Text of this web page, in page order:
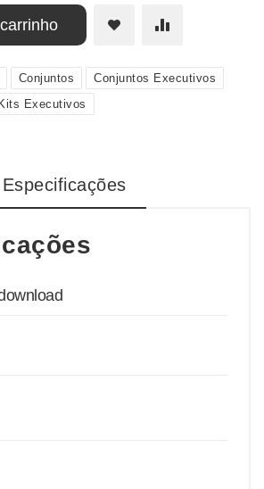
Conjuntos
Conjuntos Executivos
Kits Executivos
Especificações